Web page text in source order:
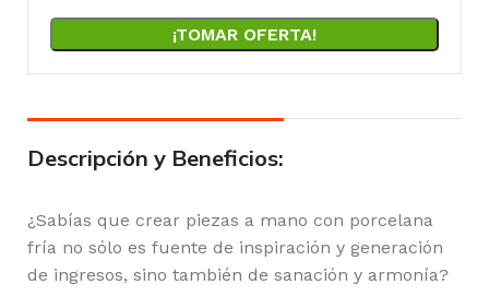
¡TOMAR OFERTA!
Descripción y Beneficios:
¿Sabías que crear piezas a mano con porcelana
fría no sólo es fuente de inspiración y generación
de ingresos, sino también de sanación y armonía?